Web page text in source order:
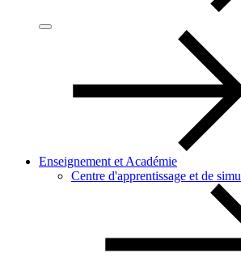
Enseignement et Académie
Centre d'apprentissage et de